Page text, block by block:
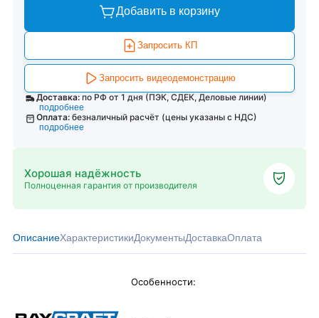
Добавить в корзину
Запросить КП
Запросить видеодемонстрацию
Доставка: по РФ от 1 дня (ПЭК, СДЕК, Деловые линии)
подробнее
Оплата: безналичный расчёт (цены указаны с НДС)
подробнее
Хорошая надёжность
Полноценная гарантия от производителя
ОписаниеХарактеристикиДокументыДоставкаОплата
Особенности: